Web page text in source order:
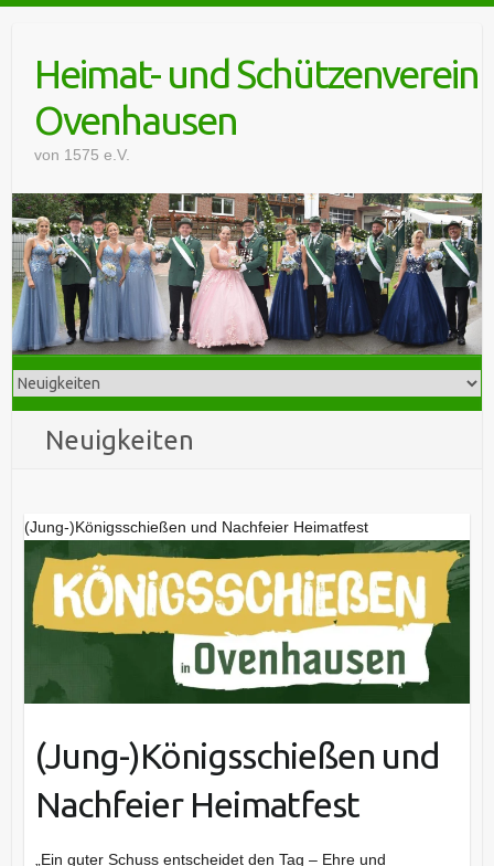
contentHeimat- und Schützenverein
Ovenhausen
von 1575 e.V.
Neuigkeiten
(Jung-)Königsschießen und Nachfeier Heimatfest
(Jung-)Königsschießen und
Nachfeier Heimatfest
„Ein guter Schuss entscheidet den Tag – Ehre und